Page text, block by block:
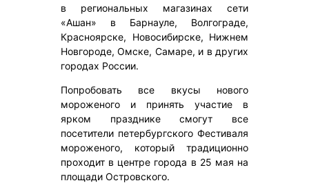
в региональных магазинах сети
«Ашан» в Барнауле, Волгограде,
Красноярске, Новосибирске, Нижнем
Новгороде, Омске, Самаре, и в других
городах России.
Попробовать все вкусы нового
мороженого и принять участие в
ярком празднике смогут все
посетители петербургского Фестиваля
мороженого, который традиционно
проходит в центре города в 25 мая на
площади Островского.